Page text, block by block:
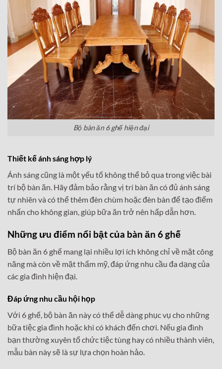
Bộ bàn ăn 6 ghế hiện đại
Thiết kế ánh sáng hợp lý
Ánh sáng cũng là một yếu tố không thể bỏ qua trong việc bài
trí bộ bàn ăn. Hãy đảm bảo rằng vị trí bàn ăn có đủ ánh sáng
tự nhiên và có thể thêm đèn chùm hoặc đèn bàn để tạo điểm
nhấn cho không gian, giúp bữa ăn trở nên hấp dẫn hơn.
Những ưu điểm nổi bật của bàn ăn 6 ghế
Bộ bàn ăn 6 ghế mang lại nhiều lợi ích không chỉ về mặt công
năng mà còn về mặt thẩm mỹ, đáp ứng nhu cầu đa dạng của
các gia đình hiện đại.
Đáp ứng nhu cầu hội họp
Với 6 ghế, bộ bàn ăn này có thể dễ dàng phục vụ cho những
bữa tiệc gia đình hoặc khi có khách đến chơi. Nếu gia đình
bạn thường xuyên tổ chức tiệc tùng hay có nhiều thành viên,
mẫu bàn này sẽ là sự lựa chọn hoàn hảo.